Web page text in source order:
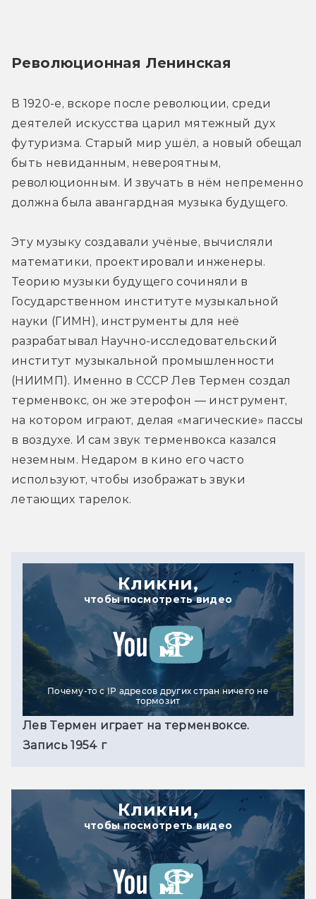
Революционная Ленинская
В 1920-е, вскоре после революции, среди
деятелей искусства царил мятежный дух
футуризма. Старый мир ушёл, а новый обещал
быть невиданным, невероятным,
революционным. И звучать в нём непременно
должна была авангардная музыка будущего.
Эту музыку создавали учёные, вычисляли
математики, проектировали инженеры.
Теорию музыки будущего сочиняли в
Государственном институте музыкальной
науки (ГИМН), инструменты для неё
разрабатывал Научно-исследовательский
институт музыкальной промышленности
(НИИМП). Именно в СССР Лев Термен создал
терменвокс, он же этерофон — инструмент,
на котором играют, делая «магические» пассы
в воздухе. И сам звук терменвокса казался
неземным. Недаром в кино его часто
используют, чтобы изображать звуки
летающих тарелок.
Кликни,
чтобы посмотреть видео
Почему-то с IP адресов других стран ничего не
тормозит
Лев Термен играет на терменвоксе.
Запись 1954 г
Кликни,
чтобы посмотреть видео